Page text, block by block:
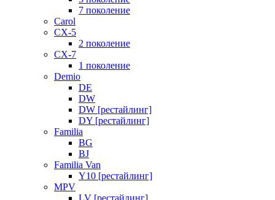
7 поколение
Carol
CX-5
2 поколение
CX-7
1 поколение
Demio
DE
DW
DW [рестайлинг]
DY [рестайлинг]
Familia
BG
BJ
Familia Van
Y10 [рестайлинг]
MPV
LV [рестайлинг]